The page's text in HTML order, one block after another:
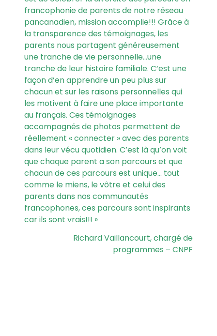
francophonie de parents de notre réseau
pancanadien, mission accomplie!!! Grâce à
la transparence des témoignages, les
parents nous partagent généreusement
une tranche de vie personnelle…une
tranche de leur histoire familiale. C’est une
façon d’en apprendre un peu plus sur
chacun et sur les raisons personnelles qui
les motivent à faire une place importante
au français. Ces témoignages
accompagnés de photos permettent de
réellement « connecter » avec des parents
dans leur vécu quotidien. C’est là qu’on voit
que chaque parent a son parcours et que
chacun de ces parcours est unique… tout
comme le miens, le vôtre et celui des
parents dans nos communautés
francophones, ces parcours sont inspirants
car ils sont vrais!!! »
Richard Vaillancourt, chargé de
programmes – CNPF